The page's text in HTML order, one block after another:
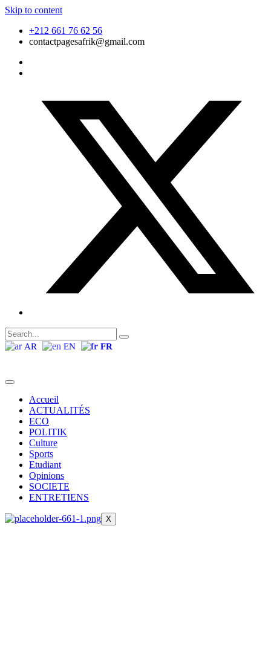
Skip to content
+212 661 76 62 56
contactpagesafrik@gmail.com
AR EN FR
Accueil
ACTUALITÉS
ECO
POLITIK
Culture
Sports
Etudiant
Opinions
SOCIETE
ENTRETIENS
X